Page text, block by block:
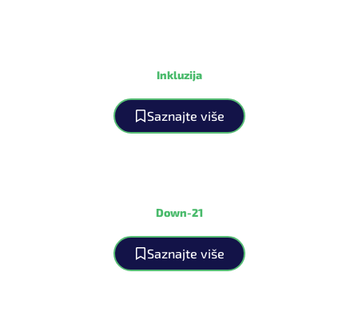
Inkluzija
Saznajte više
Down-21
Saznajte više